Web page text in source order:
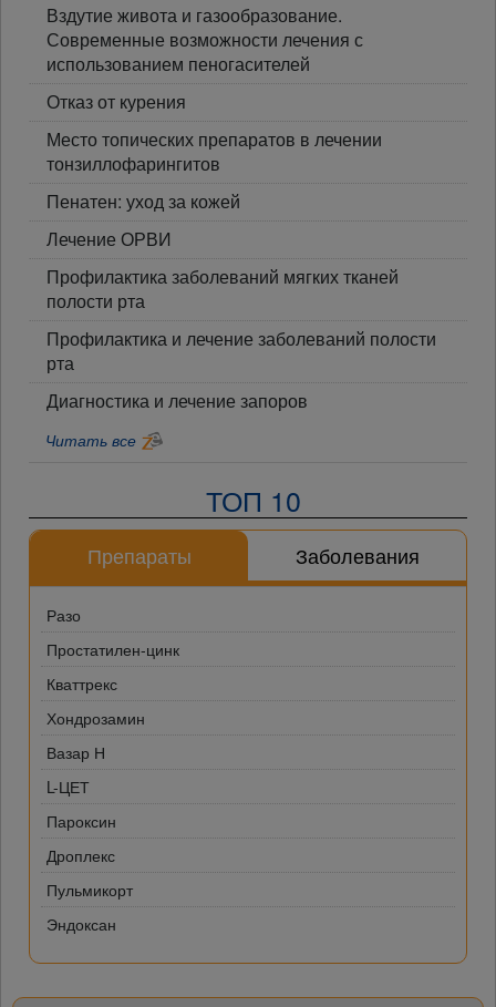
Вздутие живота и газообразование.
Современные возможности лечения с
использованием пеногасителей
Отказ от курения
Место топических препаратов в лечении
тонзиллофарингитов
Пенатен: уход за кожей
Лечение ОРВИ
Профилактика заболеваний мягких тканей
полости рта
Профилактика и лечение заболеваний полости
рта
Диагностика и лечение запоров
Читать все
ТОП 10
Препараты Заболевания
Разо
Простатилен-цинк
Кваттрекс
Хондрозамин
Вазар Н
L-ЦЕТ
Пароксин
Дроплекс
Пульмикорт
Эндоксан